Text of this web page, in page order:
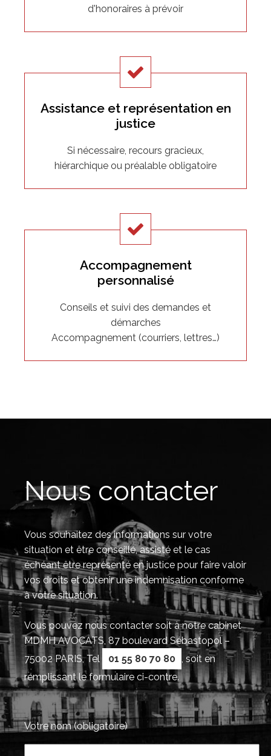
d'honoraires à prévoir
Assistance et représentation en
justice
Si nécessaire, recours gracieux,
hiérarchique ou préalable obligatoire
Accompagnement
personnalisé
Conseils et suivi des demandes et
démarches
Accompagnement (courriers, lettres…)
Nous contacter
Vous souhaitez des informations sur votre
situation et être conseillé, assisté et le cas
échéant être représenté en justice pour faire valoir
vos droits et obtenir une indemnisation conforme
à votre situation.
Vous pouvez nous contacter soit à notre cabinet
MDMH AVOCATS, 87 boulevard Sébastopol –
75002 PARIS, Tel
01 55 80 70 80 , soit en
remplissant le formulaire ci-contre.
Votre nom (obligatoire)